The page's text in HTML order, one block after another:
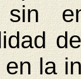
sin
la